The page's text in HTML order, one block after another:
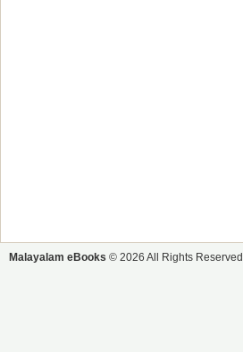
Malayalam eBooks © 2026 All Rights Reserved.